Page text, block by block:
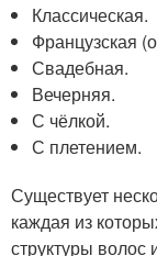
Классическая.
Французская
Свадебная.
Вечерняя.
С чёлкой.
С плетением.
Существует
каждая из
структуры волос